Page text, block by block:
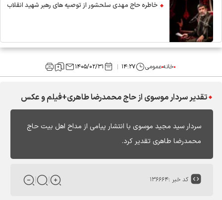
خاطره حاج مهدی سلحشور از توصیه های رهبر شهید انقلاب
خانهعمومی ۱۴:۲۷ ۱۴۰۵/۰۲/۳۱
تقدیر سردار موسوی از حاج محمدرضا طاهری+فیلم و عکس
سردار سید مجید موسوی با انتشار پیامی از مداح اهل بیت حاج
محمدرضا طاهری تقدیر کرد.
کد خبر :۱۳۶۶۶۴